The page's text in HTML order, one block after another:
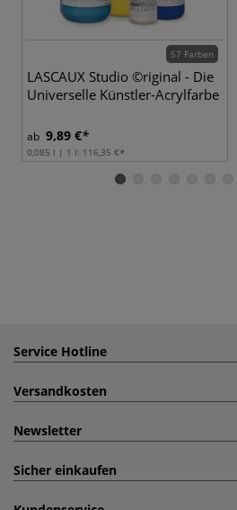
57 Farben
LASCAUX Studio ©riginal - Die
Universelle Künstler-Acrylfarbe
ab 9,89 €
0,085 l | 1 l: 116,35 €
Service Hotline
Versandkosten
Newsletter
Sicher einkaufen